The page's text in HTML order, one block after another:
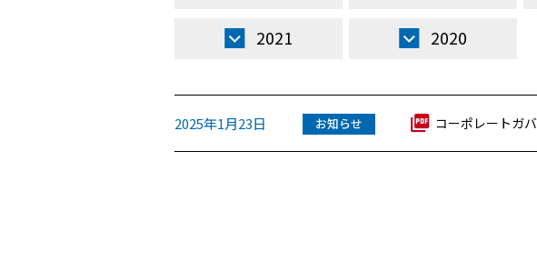
2021 2020
2025年1月23日 お知らせ コーポレートガ